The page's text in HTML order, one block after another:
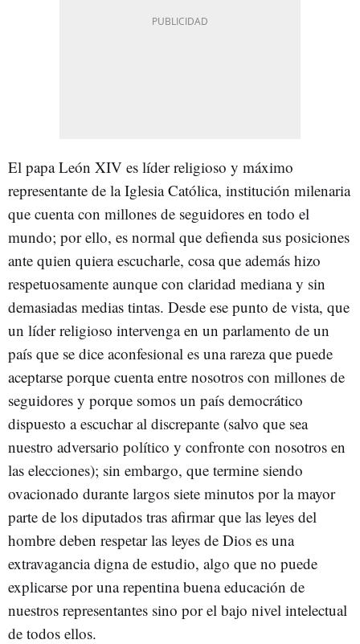
El papa León XIV es líder religioso y máximo
representante de la Iglesia Católica, institución milenaria
que cuenta con millones de seguidores en todo el
mundo; por ello, es normal que defienda sus posiciones
ante quien quiera escucharle, cosa que además hizo
respetuosamente aunque con claridad mediana y sin
demasiadas medias tintas. Desde ese punto de vista, que
un líder religioso intervenga en un parlamento de un
país que se dice aconfesional es una rareza que puede
aceptarse porque cuenta entre nosotros con millones de
seguidores y porque somos un país democrático
dispuesto a escuchar al discrepante (salvo que sea
nuestro adversario político y confronte con nosotros en
las elecciones); sin embargo, que termine siendo
ovacionado durante largos siete minutos por la mayor
parte de los diputados tras afirmar que las leyes del
hombre deben respetar las leyes de Dios es una
extravagancia digna de estudio, algo que no puede
explicarse por una repentina buena educación de
nuestros representantes sino por el bajo nivel intelectual
de todos ellos.